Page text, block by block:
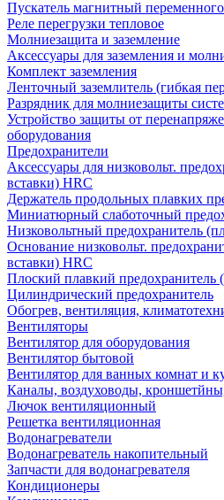
Пускатель магнитный переменного
Реле перегрузки тепловое
Молниезащита и заземление
Аксессуары для заземления и
Комплект заземления
Ленточный заземлитель (гибкая
Разрядник для молниезащиты
Устройство защиты от
оборудования
Предохранители
Аксессуары для низковольт.
вставки) HRC
Держатель продольных плавких
Миниатюрный слаботочный
Низковольтный предохранитель
Основание низковольт.
вставки) HRC
Плоский плавкий предохранитель
Цилиндрический предохранитель
Обогрев, вентиляция,
Вентиляторы
Вентилятор для оборудования
Вентилятор бытовой
Вентилятор для ванных комнат и
Каналы, воздуховоды,
Лючок вентиляционный
Решетка вентиляционная
Водонагреватели
Водонагреватель накопительный
Запчасти для водонагревателя
Кондиционеры